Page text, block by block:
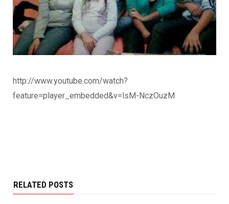
http://www.youtube.com/watch?
feature=player_embedded&v=lsM-NczOuzM
RELATED POSTS